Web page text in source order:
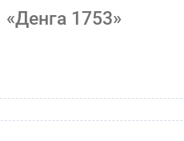
«Денга 1753»